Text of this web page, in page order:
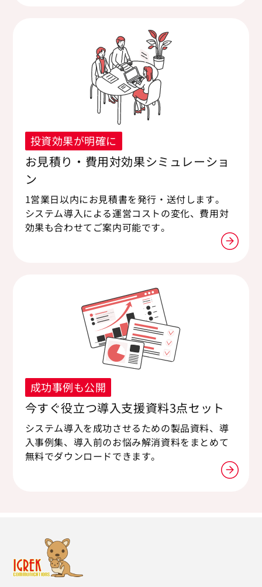
投資効果が明確に
お見積り・費用対効果シミュレーショ
ン
1営業日以内にお見積書を発行・送付します。
システム導入による運営コストの変化、費用対
効果も合わせてご案内可能です。
成功事例も公開
今すぐ役立つ導入支援資料3点セット
システム導入を成功させるための製品資料、導
入事例集、導入前のお悩み解消資料をまとめて
無料でダウンロードできます。